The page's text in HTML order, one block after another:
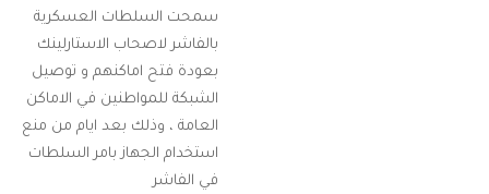
سمحت السلطات العسكرية
بالفاشر لاصحاب الاستارلينك
بعودة فتح اماكنهم و توصيل
الشبكة للمواطنين في الاماكن
العامة ، وذلك بعد ايام من منع
استخدام الجهاز بامر السلطات
في الفاشر